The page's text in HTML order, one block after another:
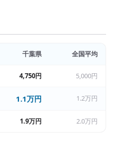
千葉県 全国平均
4,750円 5,000円
1.1万円 1.2万円
1.9万円 2.0万円